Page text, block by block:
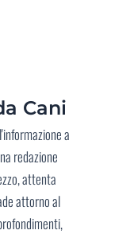
Cani
a
redazione
attenta
attorno al